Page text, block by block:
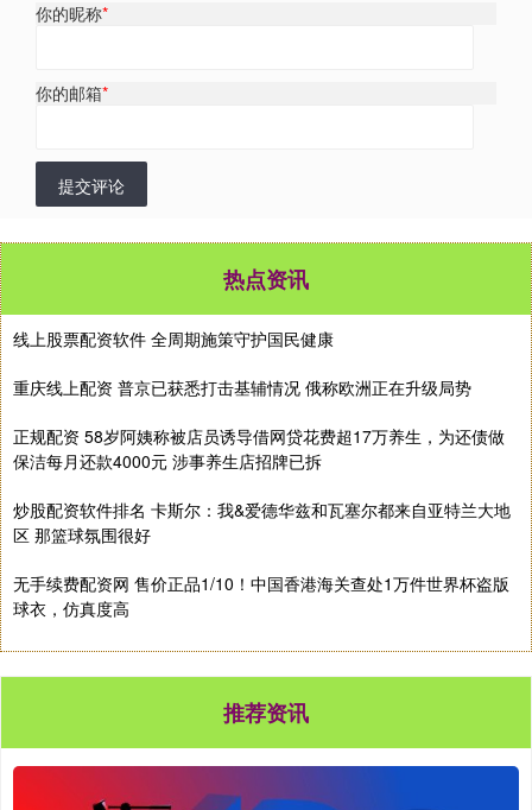
你的昵称*
你的邮箱*
提交评论
热点资讯
线上股票配资软件 全周期施策守护国民健康
重庆线上配资 普京已获悉打击基辅情况 俄称欧洲正在升级局势
正规配资 58岁阿姨称被店员诱导借网贷花费超17万养生，为还债做
保洁每月还款4000元 涉事养生店招牌已拆
炒股配资软件排名 卡斯尔：我&爱德华兹和瓦塞尔都来自亚特兰大地
区 那篮球氛围很好
无手续费配资网 售价正品1/10！中国香港海关查处1万件世界杯盗版
球衣，仿真度高
推荐资讯